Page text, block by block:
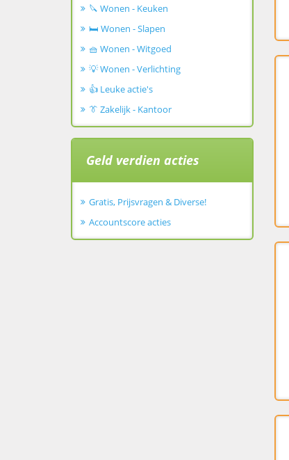
🔪 Wonen - Keuken
🛏️ Wonen - Slapen
🧺 Wonen - Witgoed
💡 Wonen - Verlichting
👍 Leuke actie's
👔 Zakelijk - Kantoor
Geld verdien acties
Gratis, Prijsvragen & Diverse!
Accountscore acties